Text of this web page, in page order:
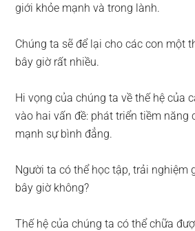
giới khỏe mạnh và trong lành.
Chúng ta sẽ để lại cho các con một
bây giờ rất nhiều.
Hi vọng của chúng ta về thế hệ của
vào hai vấn đề: phát triển tiềm năng
mạnh sự bình đẳng.
Người ta có thể học tập, trải nghiệm
bây giờ không?
Thế hệ của chúng ta có thể chữa